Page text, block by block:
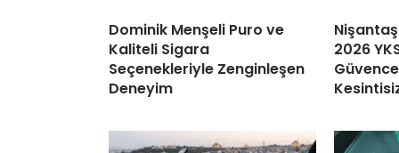
Dominik Menşeli Puro ve
Kaliteli Sigara
Seçenekleriyle Zenginleşen
Deneyim
2026